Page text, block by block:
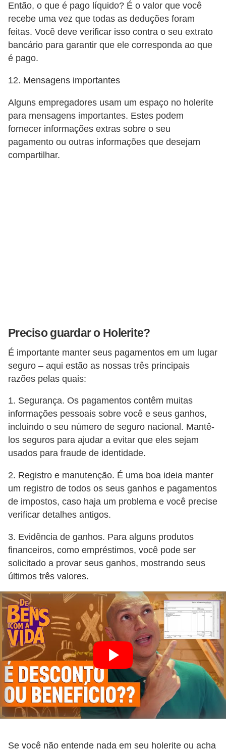
Então, o que é pago líquido? É o valor que você
recebe uma vez que todas as deduções foram
feitas. Você deve verificar isso contra o seu extrato
bancário para garantir que ele corresponda ao que
é pago.
12. Mensagens importantes
Alguns empregadores usam um espaço no holerite
para mensagens importantes. Estes podem
fornecer informações extras sobre o seu
pagamento ou outras informações que desejam
compartilhar.
Preciso guardar o Holerite?
É importante manter seus pagamentos em um lugar
seguro – aqui estão as nossas três principais
razões pelas quais:
1. Segurança. Os pagamentos contêm muitas
informações pessoais sobre você e seus ganhos,
incluindo o seu número de seguro nacional. Mantê-
los seguros para ajudar a evitar que eles sejam
usados ​​para fraude de identidade.
2. Registro e manutenção. É uma boa ideia manter
um registro de todos os seus ganhos e pagamentos
de impostos, caso haja um problema e você precise
verificar detalhes antigos.
3. Evidência de ganhos. Para alguns produtos
financeiros, como empréstimos, você pode ser
solicitado a provar seus ganhos, mostrando seus
últimos três valores.
Se você não entende nada em seu holerite ou acha
t
w
r
d
e
c
o
n
t